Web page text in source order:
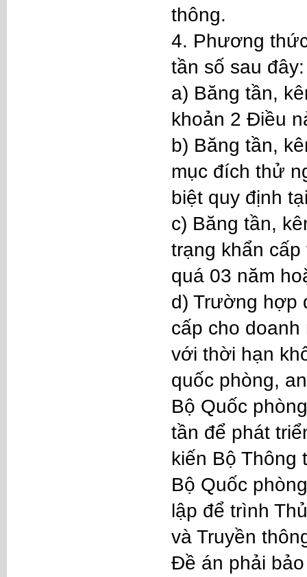
thông.
4. Phương
tần số sau đây:
a) Băng tần,
khoản 2 Điều
b) Băng tần,
mục đích thử
biệt quy định
c) Băng tần,
trạng khẩn
quá 03 năm
d) Trường hợp
cấp cho
với thời hạn
quốc phòng,
Bộ Quốc
tần để phát
kiến Bộ Thông
Bộ Quốc
lập để trình
và Truyền
Đề án phải